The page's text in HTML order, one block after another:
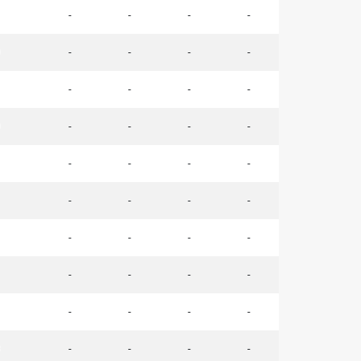
- - - -
- - - -
- - - -
- - - -
- - - -
- - - -
- - - -
- - - -
- - - -
- - - -